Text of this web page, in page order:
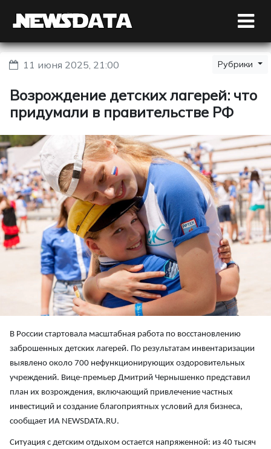
11 июня 2025, 21:00 Рубрики
Возрождение детских лагерей: что
придумали в правительстве РФ
В России стартовала масштабная работа по восстановлению
заброшенных детских лагерей. По результатам инвентаризации
выявлено около 700 нефункционирующих оздоровительных
учреждений. Вице-премьер Дмитрий Чернышенко представил
план их возрождения, включающий привлечение частных
инвестиций и создание благоприятных условий для бизнеса,
сообщает ИА NEWSDATA.RU.
Ситуация с детским отдыхом остается напряженной: из 40 тысяч